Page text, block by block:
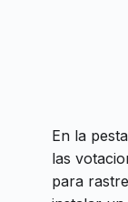
En la
las
para